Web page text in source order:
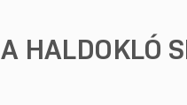
A HALDOKLÓ